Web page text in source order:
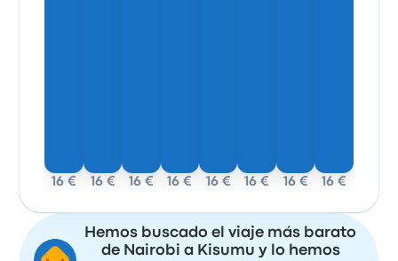
16 € 16 € 16 € 16 € 16 € 16 € 16 € 16 €
Hemos buscado el viaje más barato
de Nairobi a Kisumu y lo hemos